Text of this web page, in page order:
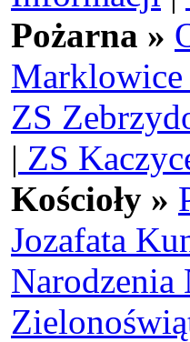
Pożarna »
Marklowice
ZS
| ZS
Kościoły »
Jozafata
Narodzenia